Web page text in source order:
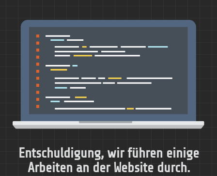
Entschuldigung, wir führen einige
Arbeiten an der Website durch.